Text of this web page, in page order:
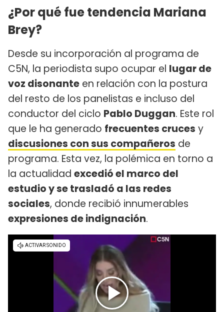
¿Por qué fue tendencia Mariana
Brey?
Desde su incorporación al programa de
C5N, la periodista supo ocupar el lugar de
voz disonante en relación con la postura
del resto de los panelistas e incluso del
conductor del ciclo Pablo Duggan. Este rol
que le ha generado frecuentes cruces y
discusiones con sus compañeros de
programa. Esta vez, la polémica en torno a
la actualidad excedió el marco del
estudio y se trasladó a las redes
sociales, donde recibió innumerables
expresiones de indignación.